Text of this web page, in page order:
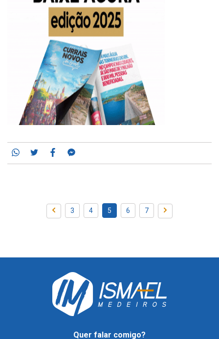
Whatsapp
TwitterFacebook
Voltar3 4 5 6 7
Quer falar comigo?